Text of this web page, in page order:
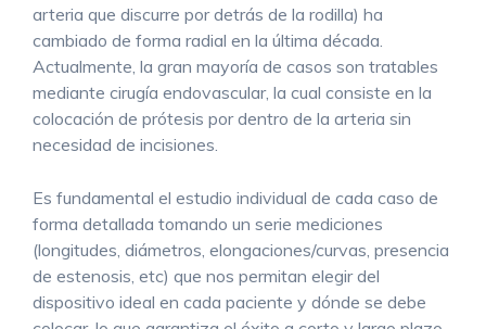
arteria que discurre por detrás de la rodilla) ha
cambiado de forma radial en la última década.
Actualmente, la gran mayoría de casos son tratables
mediante cirugía endovascular, la cual consiste en la
colocación de prótesis por dentro de la arteria sin
necesidad de incisiones.
Es fundamental el estudio individual de cada caso de
forma detallada tomando un serie mediciones
(longitudes, diámetros, elongaciones/curvas, presencia
de estenosis, etc) que nos permitan elegir del
dispositivo ideal en cada paciente y dónde se debe